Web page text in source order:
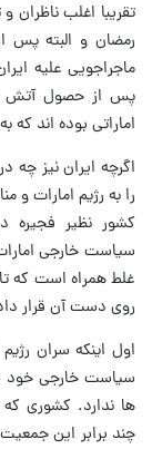
تقریبا اغلب ناظران
رمضان و البته پس
ماجراجویی علیه
پس از حصول آتش
اماراتی بوده اند که
اگرچه ایران نیز
را به رژیم امارات و
کشور نظیر فجیره
سیاست خارجی
غلط همراه است که
روی دست آن قرار
اول اینکه سران
سیاست خارجی خود
ها ندارد. کشوری
چند برابر این